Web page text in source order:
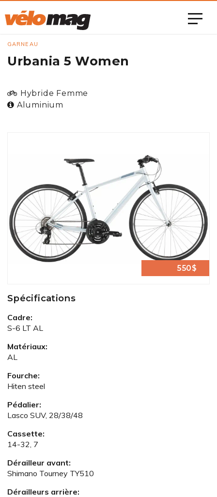
GARNEAU
Urbania 5 Women
Hybride Femme
Aluminium
550$
Spécifications
Cadre:
S-6 LT AL
Matériaux:
AL
Fourche:
Hiten steel
Pédalier:
Lasco SUV, 28/38/48
Cassette:
14-32, 7
Dérailleur avant:
Shimano Tourney TY510
Dérailleurs arrière: